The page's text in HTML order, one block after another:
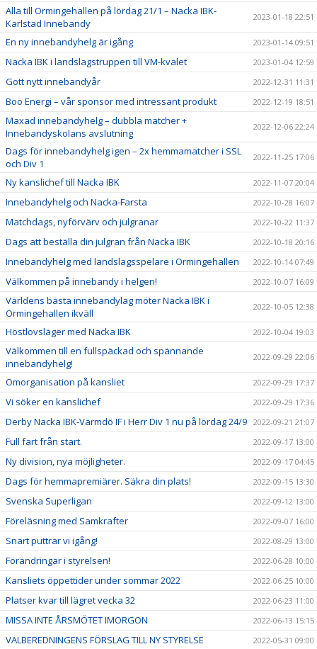
Alla till Ormingehallen på lördag 21/1 – Nacka IBK-
Karlstad Innebandy
2023-01-18 22:51
En ny innebandyhelg är igång 2023-01-14 09:51
Nacka IBK i landslagstruppen till VM-kvalet 2023-01-04 12:59
Gott nytt innebandyår 2022-12-31 11:31
Boo Energi – vår sponsor med intressant produkt 2022-12-19 18:51
Maxad innebandyhelg – dubbla matcher +
Innebandyskolans avslutning
2022-12-06 22:24
Dags för innebandyhelg igen – 2x hemmamatcher i SSL
och Div 1
2022-11-25 17:06
Ny kanslichef till Nacka IBK 2022-11-07 20:04
Innebandyhelg och Nacka-Farsta 2022-10-28 16:07
Matchdags, nyförvärv och julgranar 2022-10-22 11:37
Dags att beställa din julgran från Nacka IBK 2022-10-18 20:16
Innebandyhelg med landslagsspelare i Ormingehallen 2022-10-14 07:49
Välkommen på innebandy i helgen! 2022-10-07 16:09
Världens bästa innebandylag möter Nacka IBK i
Ormingehallen ikväll
2022-10-05 12:38
Höstlovsläger med Nacka IBK 2022-10-04 19:03
Välkommen till en fullspäckad och spännande
innebandyhelg!
2022-09-29 22:06
Omorganisation på kansliet 2022-09-29 17:37
Vi söker en kanslichef 2022-09-29 17:36
Derby Nacka IBK-Värmdö IF i Herr Div 1 nu på lördag 24/9 2022-09-21 21:07
Full fart från start. 2022-09-17 13:00
Ny division, nya möjligheter. 2022-09-17 04:45
Dags för hemmapremiärer. Säkra din plats! 2022-09-15 13:30
Svenska Superligan 2022-09-12 13:00
Föreläsning med Samkrafter 2022-09-07 16:00
Snart puttrar vi igång! 2022-08-29 13:00
Förändringar i styrelsen! 2022-06-28 10:00
Kansliets öppettider under sommar 2022 2022-06-25 10:00
Platser kvar till lägret vecka 32 2022-06-23 11:00
MISSA INTE ÅRSMÖTET IMORGON 2022-06-13 15:15
VALBEREDNINGENS FÖRSLAG TILL NY STYRELSE 2022-05-31 09:00